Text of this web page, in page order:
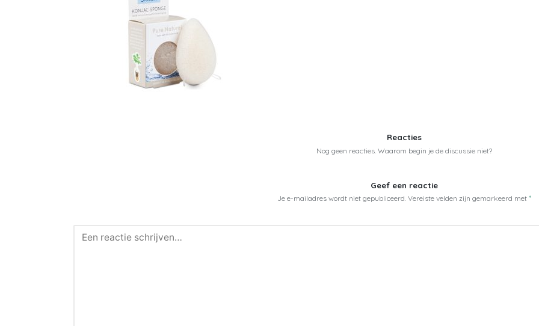
Reacties
Nog geen reacties. Waarom begin je de discussie niet?
Geef een reactie
Je e-mailadres wordt niet gepubliceerd. Vereiste velden zijn gemarkeerd met *